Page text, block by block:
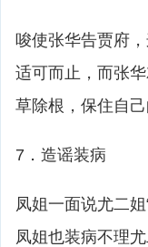
唆使张华告贾府
适可而止，而张
草除根，保住自己
7．造谣装病
凤姐一面说尤二
凤姐也装病不理